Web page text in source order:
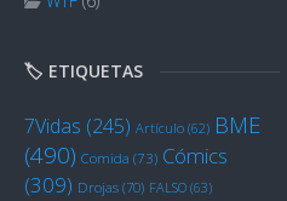
🏷️ ETIQUETAS
7Vidas (245) Artículo (62) BME
(490) Comida (73) Cómics
(309) Drojas (70) FALSO (63)